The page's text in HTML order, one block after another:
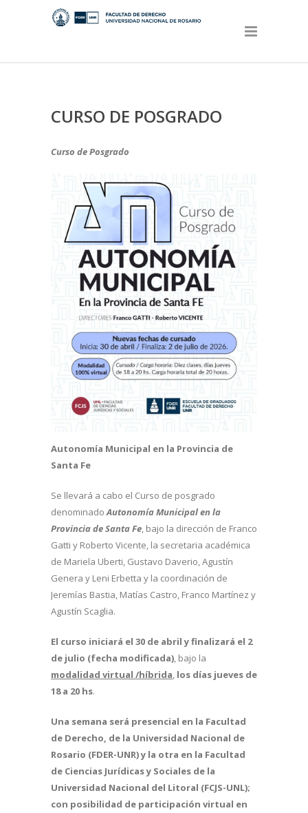
CURSO DE POSGRADO
Curso de Posgrado
Autonomía Municipal en la Provincia de
Santa Fe
Se llevará a cabo el Curso de posgrado
denominado Autonomía Municipal en la
Provincia de Santa Fe , bajo la dirección de Franco
Gatti y Roberto Vicente, la secretaria académica
de Mariela Uberti, Gustavo Daverio, Agustín
Genera y Leni Erbetta y la coordinación de
Jeremías Bastia, Matías Castro, Franco Martínez y
Agustín Scaglia.
El curso iniciará el 30 de abril y finalizará el 2
de julio (fecha modificada) , bajo la
modalidad virtual /híbrida los días jueves de
18 a 20 hs.
Una semana será presencial en la Facultad
de Derecho, de la Universidad Nacional de
Rosario (FDER-UNR) y la otra en la Facultad
de Ciencias Jurídicas y Sociales de la
Universidad Nacional del Litoral (FCJS-UNL);
con posibilidad de participación virtual en